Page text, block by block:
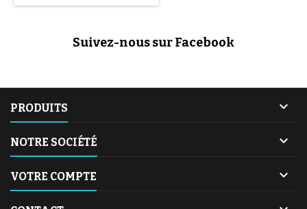
Suivez-nous sur Facebook
PRODUITS 
NOTRE SOCIÉTÉ 
VOTRE COMPTE 